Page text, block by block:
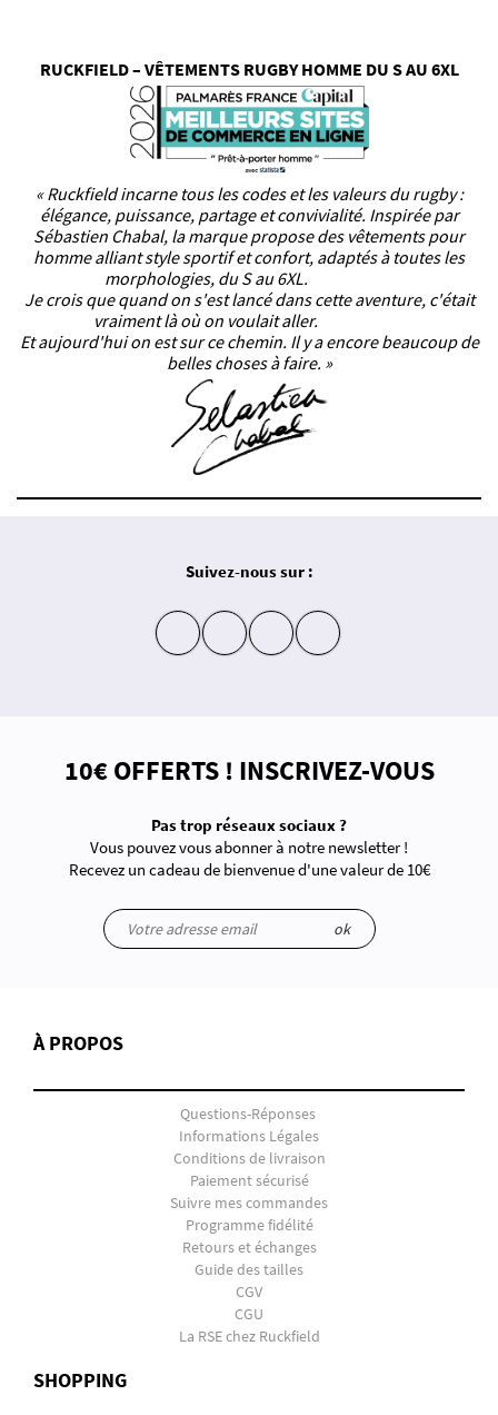
RUCKFIELD – VÊTEMENTS RUGBY HOMME DU S AU 6XL
« Ruckfield incarne tous les codes et les valeurs du rugby :
élégance, puissance, partage et convivialité. Inspirée par
Sébastien Chabal, la marque propose des vêtements pour
homme alliant style sportif et confort, adaptés à toutes les
morphologies, du S au 6XL.
Je crois que quand on s'est lancé dans cette aventure, c'était
vraiment là où on voulait aller.
Et aujourd'hui on est sur ce chemin. Il y a encore beaucoup de
belles choses à faire. »
Suivez-nous sur :
insta fb yt in
10€ OFFERTS ! INSCRIVEZ-VOUS
Pas trop réseaux sociaux ?
Vous pouvez vous abonner à notre newsletter !
Recevez un cadeau de bienvenue d'une valeur de 10€
ok
À PROPOS
Questions-Réponses
Informations Légales
Conditions de livraison
Paiement sécurisé
Suivre mes commandes
Programme fidélité
Retours et échanges
Guide des tailles
CGV
CGU
La RSE chez Ruckfield
SHOPPING